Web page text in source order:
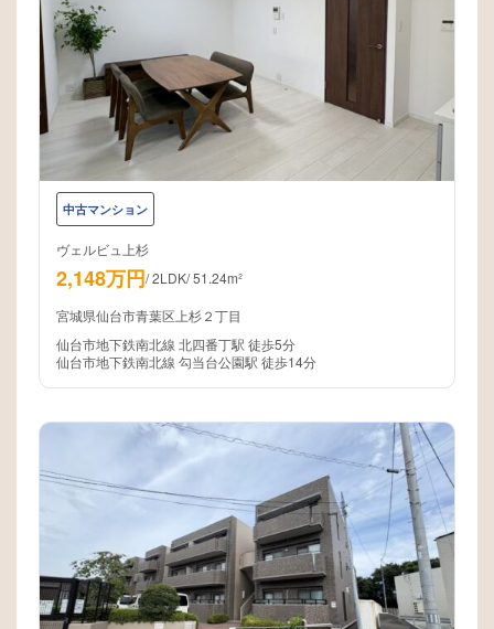
中古マンション
ヴェルビュ上杉
2,148万円/2LDK/51.24m²
宮城県仙台市青葉区上杉２丁目
仙台市地下鉄南北線 北四番丁駅 徒歩5分
仙台市地下鉄南北線 勾当台公園駅 徒歩14分